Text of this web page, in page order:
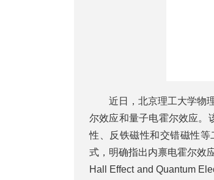
近日，北京理工大学物
尔效应和量子电霍尔效应。
性、反铁磁性和交错磁性
式，明确指出内禀电霍尔效
Hall Effect and Quantum